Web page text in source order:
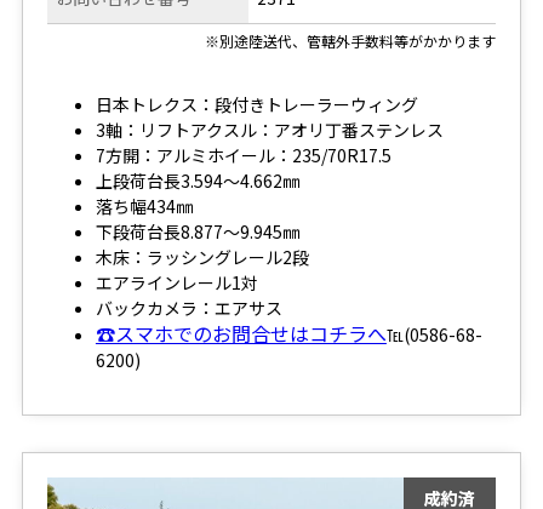
※別途陸送代、管轄外手数料等がかかります
日本トレクス：段付きトレーラーウィング
3軸：リフトアクスル：アオリ丁番ステンレス
7方開：アルミホイール：235/70R17.5
上段荷台長3.594～4.662㎜
落ち幅434㎜
下段荷台長8.877～9.945㎜
木床：ラッシングレール2段
エアラインレール1対
バックカメラ：エアサス
☎スマホでのお問合せはコチラへ℡(0586-68-
6200)